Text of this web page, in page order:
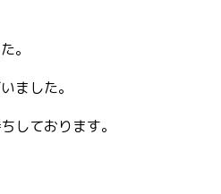
。
ました。
しております。